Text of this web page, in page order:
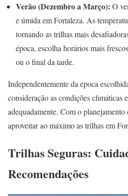
Verão (Dezembro a Março): O
e úmida em Fortaleza. As
tornando as trilhas mais
época, escolha horários mais
ou o final da tarde.
Independentemente da época
consideração as condições climáticas
adequadamente. Com o planejamento
aproveitar ao máximo as trilhas em
Trilhas Seguras:
Recomendações